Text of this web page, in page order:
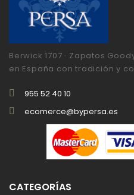
Berwick 1707 · Zapatos
en España con tradición y
955 52 40 10
ecomerce@bypersa.es
CATEGORÍAS